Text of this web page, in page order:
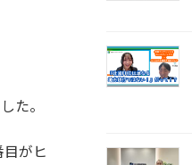
た。
がヒ